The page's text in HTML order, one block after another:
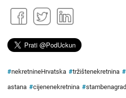
#nekretnineHrvatska #tržištenekretnina #
astana #cijenenekretnina #